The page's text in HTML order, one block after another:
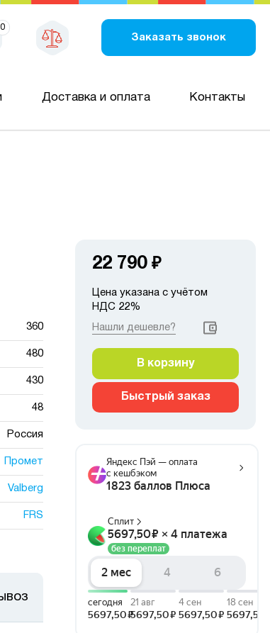
0
Заказать звонок
Доставка и оплата Контакты
360
480
430
48
Россия
Промет
Valberg
FRS
22 790 ₽
Цена указана с учётом
НДС 22%
Нашли дешевле?
В корзину
Быстрый заказ